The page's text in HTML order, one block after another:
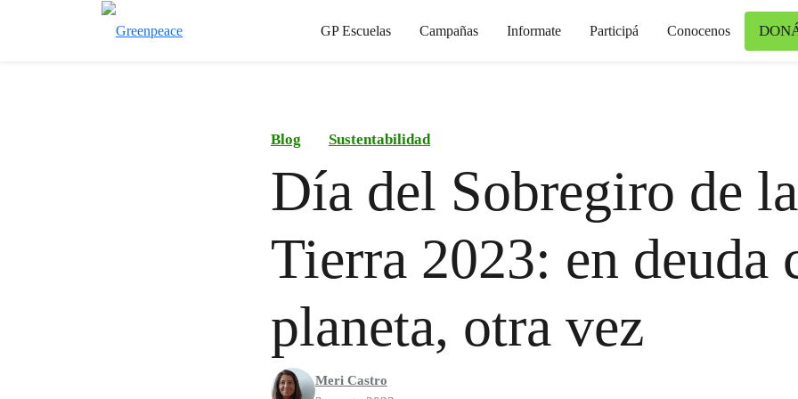
GP Escuelas Campañas Informate Participá Conocenos
Blog Sustentabilidad
Día del Sobregiro de la
Tierra 2023: en deuda
planeta, otra vez
Meri Castro